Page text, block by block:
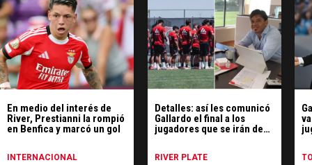
En medio del interés de
River, Prestianni la rompió
en Benfica y marcó un gol
INTERNACIONAL
Detalles: así les comunicó
Gallardo el final a los
jugadores que se irán de
RIVER PLATE